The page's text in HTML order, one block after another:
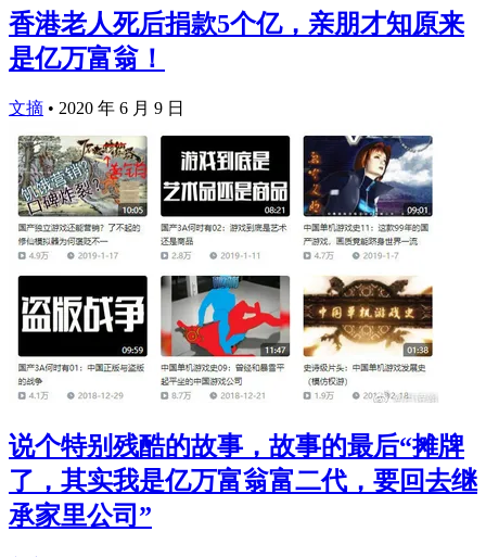
香港老人死后捐款5个亿，亲朋才知原来
是亿万富翁！
文摘 • 2020 年 6 月 9 日
说个特别残酷的故事，故事的最后“摊牌
了，其实我是亿万富翁富二代，要回去继
承家里公司”